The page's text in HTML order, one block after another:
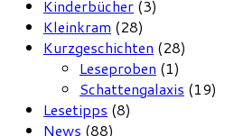
Kinderbücher (3)
Kleinkram (28)
Kurzgeschichten (28)
Leseproben (1)
Schattengalaxis (19)
Lesetipps (8)
News (88)